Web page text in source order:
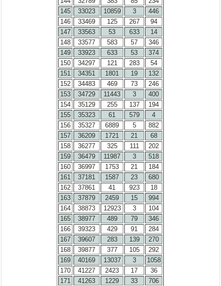
145
33023 10859 3
446
146
33469 125 267
94
147
33563 53 633
14
148
33577 583 57
346
149
33923 633 53
374
150
34297 121 283
54
151
34351 1801 19
132
152
34483 469 73
246
153
34729 11443 3
400
154
35129 255 137
194
155
35323 61 579
4
156
35327 6889 5
882
157
36209 1721 21
68
158
36277 325 111
202
159
36479 11987 3
518
160
36997 1753 21
184
161
37181 1587 23
680
162
37861 41 923
18
163
37879 2459 15
994
164
38873 12923 3
104
165
38977 489 79
346
166
39323 429 91
284
167
39607 283 139
270
168
39877 377 105
292
169
40169 13037 3
1058
170
41227 2423 17
36
171
41263 1229 33
706